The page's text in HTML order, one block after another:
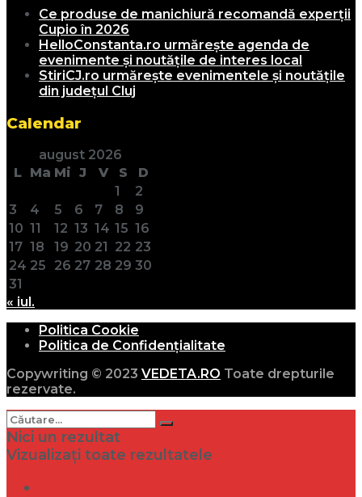
Ce produse de manichiură recomandă experții
Cupio în 2026
HelloConstanta.ro urmărește agenda de
evenimente și noutățile de interes local
StiriCJ.ro urmărește evenimentele și noutățile
din județul Cluj
Calendar
august 2026
L Ma Mi J V S
D
1
2
3
4 5 6 7 8
9
10 11 12 13 14 15 16
17 18 19 20 21 22 23
24 25 26 27 28 29 30
31
« iul.
Politica Cookie
Politica de Confidențialitate
Copywriting © 2023 VEDETA.RO Toate drepturile
rezervate.
Nici un rezultat
Vizualizați toate rezultatele